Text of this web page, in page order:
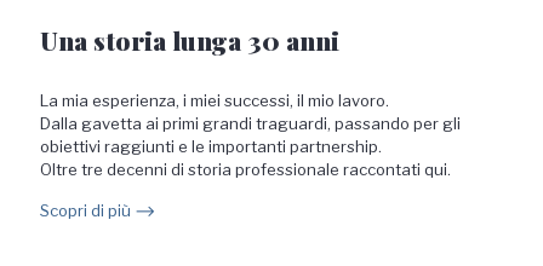
Una storia lunga 30 anni
La mia esperienza, i miei successi, il mio lavoro.
Dalla gavetta ai primi grandi traguardi, passando per gli
obiettivi raggiunti e le importanti partnership.
Oltre tre decenni di storia professionale raccontati qui.
Scopri di più ⟶